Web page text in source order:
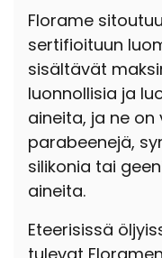
Florame
sertifioituun
sisältävät
luonnollisia ja
aineita, ja ne
parabeenejä,
silikonia tai
aineita.
Eteerisissä
tulevat